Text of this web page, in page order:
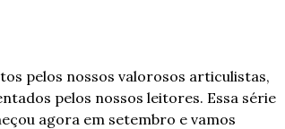
pelos nossos valorosos articulistas,
pelos nossos leitores. Essa série
agora em setembro e vamos